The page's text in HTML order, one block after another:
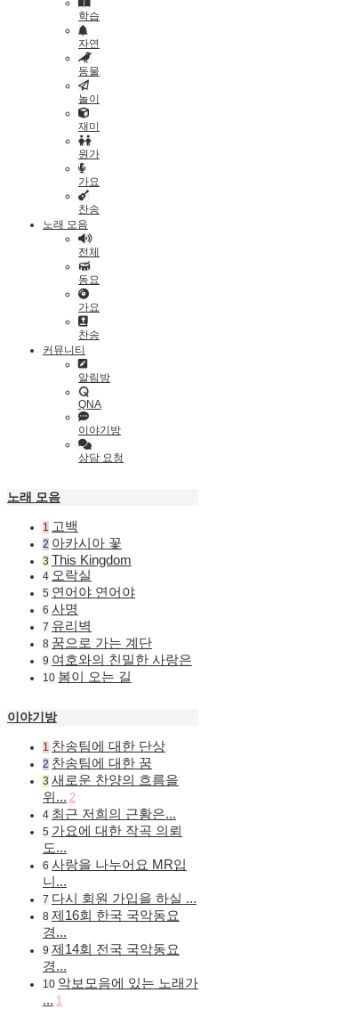
학습
자연
동물
놀이
재미
원가
가요
찬송
노래 모음
전체
동요
가요
찬송
커뮤니티
알림방
QNA
이야기방
상담 요청
노래 모음
1 고백
2 아카시아 꽃
3 This Kingdom
4 오락실
5 연어야 연어야
6 사명
7 유리벽
8 꿈으로 가는 계단
9 여호와의 친밀한 사랑은
10 봄이 오는 길
이야기방
1 찬송팀에 대한 단상
2 찬송팀에 대한 꿈
3 새로운 찬양의 흐름을
위... 2
4 최근 저희의 근황은...
5 가요에 대한 작곡 의뢰
도...
6 사랑을 나누어요 MR입
니...
7 다시 회원 가입을 하실 ...
8 제16회 한국 국악동요
경...
9 제14회 전국 국악동요
경...
10 악보모음에 있는 노래가
... 1